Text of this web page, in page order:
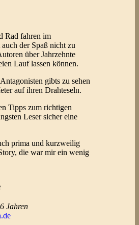
Rad fahren im
der Spaß nicht zu
über Jahrzehnte
Lauf lassen können.
gibts zu sehen
auf ihren Drahteseln.
Tipps zum richtigen
Leser sicher eine
prima und kurzweilig
die war mir ein wenig
Jahren